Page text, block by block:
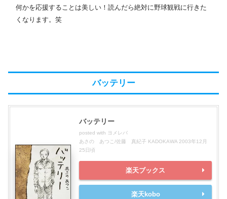
何かを応援することは美しい！読んだら絶対に野球観戦に行きた
くなります。笑
バッテリー
バッテリー
posted with ヨメレバ
あさの あつこ/佐藤 真紀子 KADOKAWA 2003年12月
25日頃
楽天ブックス
楽天kobo